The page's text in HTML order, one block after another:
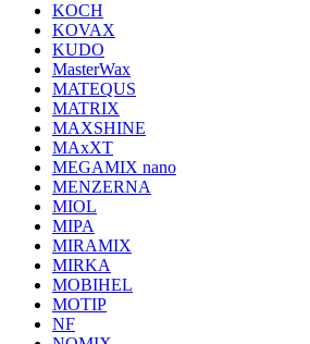
KOCH
KOVAX
KUDO
MasterWax
MATEQUS
MATRIX
MAXSHINE
MAxXT
MEGAMIX nano
MENZERNA
MIOL
MIPA
MIRAMIX
MIRKA
MOBIHEL
MOTIP
NF